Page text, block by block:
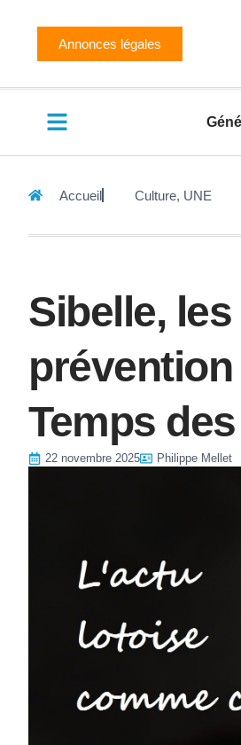
Annonces légales
Accueil Culture, UNE
Sibelle,
Temps
22 novembre 2025 Philippe Mellet